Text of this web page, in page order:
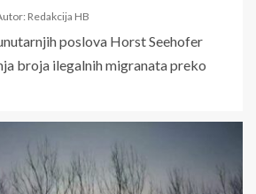
Redakcija HB
poslova Horst Seehofer
broja ilegalnih migranata preko